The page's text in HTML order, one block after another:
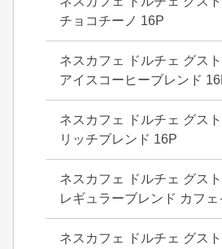
チョコチーノ 16P
ネスカフェ ドルチェ グス
アイスコーヒーブレンド
ネスカフェ ドルチェ グス
リッチブレンド 16P
ネスカフェ ドルチェ グス
レギュラーブレンド カフ
ネスカフェ ドルチェ グス